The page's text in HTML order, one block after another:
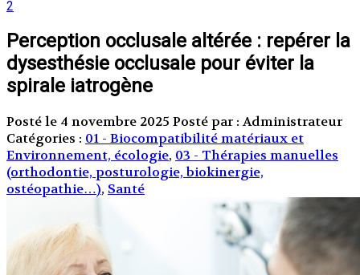
2
Perception occlusale altérée : repérer la
dysesthésie occlusale pour éviter la
spirale iatrogène
Posté le 4 novembre 2025 Posté par : Administrateur
Catégories : 01 - Biocompatibilité matériaux et
Environnement, écologie, 03 - Thérapies manuelles
(orthodontie, posturologie, biokinergie,
ostéopathie…), Santé